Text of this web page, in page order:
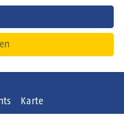
Karte